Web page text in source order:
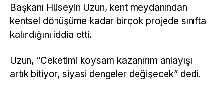
Başkanı Hüseyin Uzun, kent meydanından
kentsel dönüşüme kadar birçok projede sınıfta
kalındığını iddia etti.
Uzun, “Ceketimi koysam kazanırım anlayışı
artık bitiyor, siyasi dengeler değişecek” dedi.